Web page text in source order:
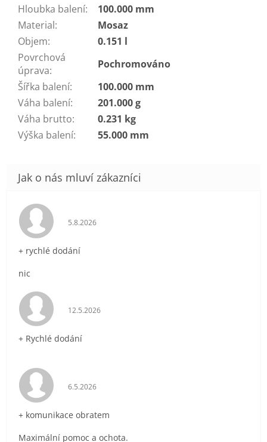
Hloubka balení:
100.000 mm
Material:
Mosaz
Objem:
0.151 l
Povrchová
úprava:
Pochromováno
Šířka balení:
100.000 mm
Váha balení:
201.000 g
Váha brutto:
0.231 kg
Výška balení: 55.000 mm
Hodnocení obchodu je 5 z 5 hvězdiček.
5.8.2026
+ rychlé dodání
nic
Hodnocení obchodu je 5 z 5 hvězdiček.
12.5.2026
+ Rychlé dodání
Hodnocení obchodu je 5 z 5 hvězdiček.
6.5.2026
+ komunikace obratem
Maximální pomoc a ochota.